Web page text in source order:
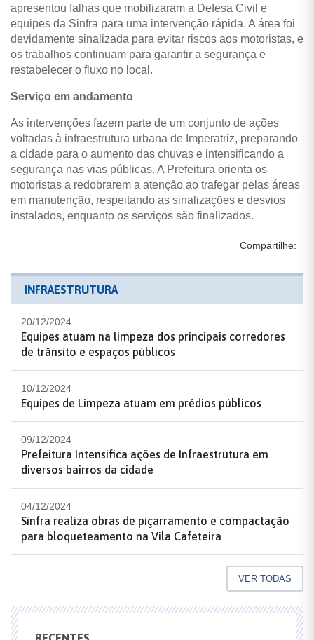
apresentou falhas que mobilizaram a Defesa Civil e
equipes da Sinfra para uma intervenção rápida. A área foi
devidamente sinalizada para evitar riscos aos motoristas, e
os trabalhos continuam para garantir a segurança e
restabelecer o fluxo no local.
Serviço em andamento
As intervenções fazem parte de um conjunto de ações
voltadas à infraestrutura urbana de Imperatriz, preparando
a cidade para o aumento das chuvas e intensificando a
segurança nas vias públicas. A Prefeitura orienta os
motoristas a redobrarem a atenção ao trafegar pelas áreas
em manutenção, respeitando as sinalizações e desvios
instalados, enquanto os serviços são finalizados.
Compartilhe:
INFRAESTRUTURA
20/12/2024
Equipes atuam na limpeza dos principais corredores
de trânsito e espaços públicos
10/12/2024
Equipes de Limpeza atuam em prédios públicos
09/12/2024
Prefeitura Intensifica ações de Infraestrutura em
diversos bairros da cidade
04/12/2024
Sinfra realiza obras de piçarramento e compactação
para bloqueteamento na Vila Cafeteira
VER TODAS